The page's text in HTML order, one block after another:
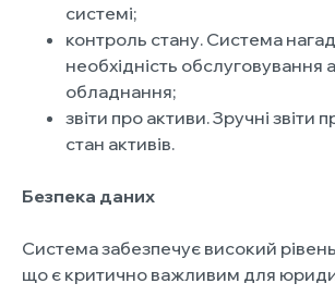
системі;
контроль стану. Система
необхідність обслуговування
обладнання;
звіти про активи. Зручні звіти
стан активів.
Безпека даних
Система забезпечує високий
що є критично важливим для